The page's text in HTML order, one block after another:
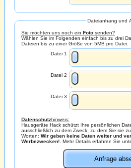
Dateianhang und
Sie möchten uns noch ein Foto senden?
Wählen Sie im Folgenden einfach bis zu drei Dateien aus. Erlaubt
Dateien bis zu einer Größe von 5MB pro Datei.
Datei 1
Datei 2
Datei 3
Datenschutzhinweis:
Hausgeräte Hack schützt Ihre persönlichen Daten
ausschließlich zu dem Zweck, zu dem Sie sie
Worten: Wir geben keine Daten weiter und verwenden Sie auch nicht zu
Werbezwecken!. Mehr Details erfahren Sie